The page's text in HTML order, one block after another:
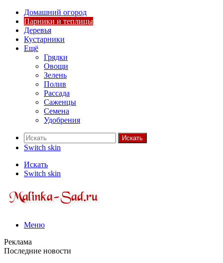
Домашний огород
Парники и теплицы
Деревья
Кустарники
Ещё
Грядки
Овощи
Зелень
Полив
Рассада
Саженцы
Семена
Удобрения
Искать
Switch skin
Искать
Switch skin
Меню
Реклама
Последние новости